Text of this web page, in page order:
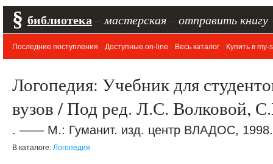
§ библиотека мастерская отправить книгу
Последние поступления Доступные on-line Весь каталог Купить в my-
Логопедия: Учебник для
вузов / Под ред. Л.С. Волковой,
. —— М.: Гуманит. изд. центр ВЛАДОС,
В каталоге: Логопедия